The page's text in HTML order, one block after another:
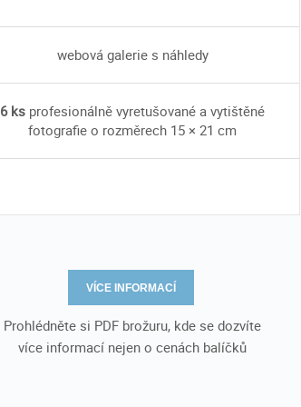
webová galerie s náhledy
6 ks profesionálně vyretušované a vytištěné
fotografie o rozměrech 15 × 21 cm
VÍCE INFORMACÍ
Prohlédněte si PDF brožuru, kde se dozvíte
více informací nejen o cenách balíčků